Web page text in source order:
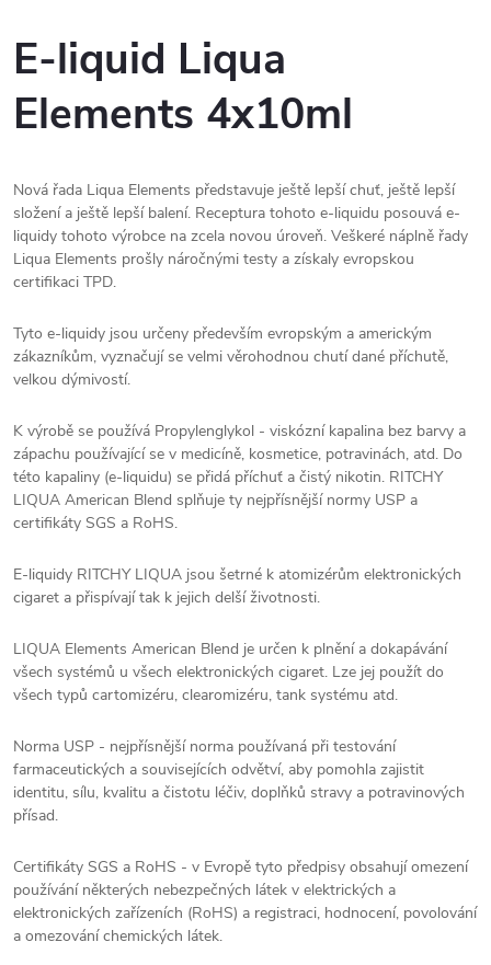
E-liquid Liqua
Elements 4x10ml
Nová řada Liqua Elements představuje ještě lepší chuť, ještě lepší
složení a ještě lepší balení. Receptura tohoto e-liquidu posouvá e-
liquidy tohoto výrobce na zcela novou úroveň. Veškeré náplně řady
Liqua Elements prošly náročnými testy a získaly evropskou
certifikaci TPD.
Tyto e-liquidy jsou určeny především evropským a americkým
zákazníkům, vyznačují se velmi věrohodnou chutí dané příchutě,
velkou dýmivostí.
K výrobě se používá Propylenglykol - viskózní kapalina bez barvy a
zápachu používající se v medicíně, kosmetice, potravinách, atd. Do
této kapaliny (e-liquidu) se přidá příchuť a čistý nikotin. RITCHY
LIQUA American Blend splňuje ty nejpřísnější normy USP a
certifikáty SGS a RoHS.
E-liquidy RITCHY LIQUA jsou šetrné k atomizérům elektronických
cigaret a přispívají tak k jejich delší životnosti.
LIQUA Elements American Blend je určen k plnění a dokapávání
všech systémů u všech elektronických cigaret. Lze jej použít do
všech typů cartomizéru, clearomizéru, tank systému atd.
Norma USP - nejpřísnější norma používaná při testování
farmaceutických a souvisejících odvětví, aby pomohla zajistit
identitu, sílu, kvalitu a čistotu léčiv, doplňků stravy a potravinových
přísad.
Certifikáty SGS a RoHS - v Evropě tyto předpisy obsahují omezení
používání některých nebezpečných látek v elektrických a
elektronických zařízeních (RoHS) a registraci, hodnocení, povolování
a omezování chemických látek.